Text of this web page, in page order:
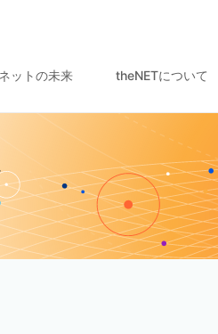
ットの未来 theNETについて